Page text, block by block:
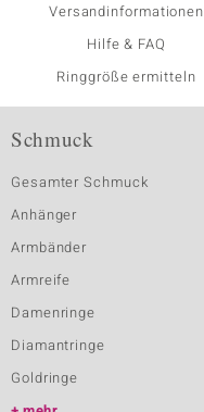
Versandinformationen
Hilfe & FAQ
Ringgröße ermitteln
Schmuck
Gesamter Schmuck
Anhänger
Armbänder
Armreife
Damenringe
Diamantringe
Goldringe